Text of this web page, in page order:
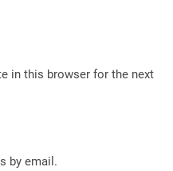
in this browser for the next
by email.